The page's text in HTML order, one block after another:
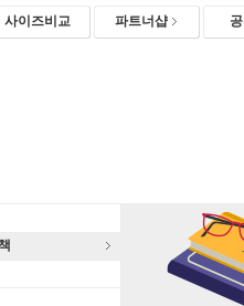
사이즈비교 파트너샵